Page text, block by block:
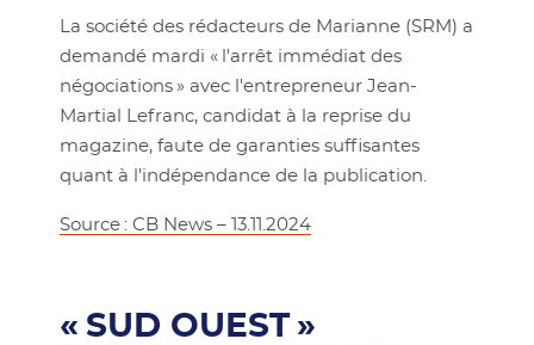
La société des rédacteurs de Marianne (SRM) a
demandé mardi « l'arrêt immédiat des
négociations » avec l'entrepreneur Jean-
Martial Lefranc, candidat à la reprise du
magazine, faute de garanties suffisantes
quant à l'indépendance de la publication.
Source : CB News – 13.11.2024
« SUD OUEST »